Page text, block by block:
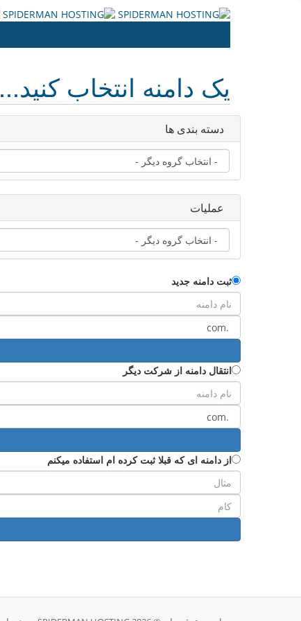
یک دامنه انتخاب کنید...
دسته بندی ها
عملیات
ثبت دامنه جدید
انتقال دامنه از شرکت دیگر
از دامنه ای که قبلا ثبت کرده ام استفاده میکنم